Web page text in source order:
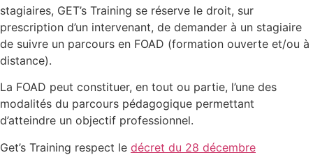
stagiaires, GET’s Training se réserve le droit, sur
prescription d’un intervenant, de demander à un stagiaire
de suivre un parcours en FOAD (formation ouverte et/ou à
distance).
La FOAD peut constituer, en tout ou partie, l’une des
modalités du parcours pédagogique permettant
d’atteindre un objectif professionnel.
Get’s Training respect le décret du 28 décembre